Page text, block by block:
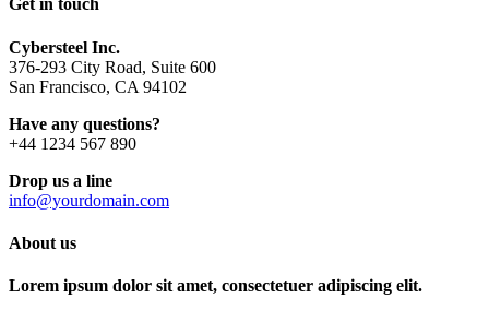
Get in touch
Cybersteel Inc.
376-293 City Road, Suite 600
San Francisco, CA 94102
Have any questions?
+44 1234 567 890
Drop us a line
info@yourdomain.com
About us
Lorem ipsum dolor sit amet, consectetuer adipiscing elit.